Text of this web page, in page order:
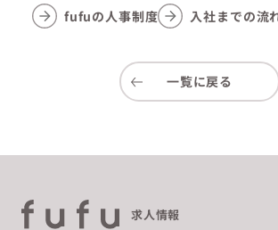
fufuの人事制度 入社までの流
一覧に戻る
求人情報